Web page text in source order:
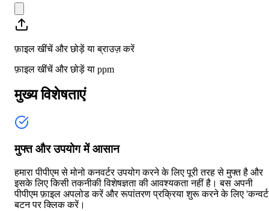
फ़ाइल खींचें और छोड़ें या ब्राउज़ करें
फ़ाइल खींचें और छोड़ें या ppm
मुख्य विशेषताएं
मुफ्त और उपयोग में आसान
हमारा पीपीएम से मोनो कनवर्टर उपयोग करने के लिए पूरी तरह से मुफ्त है और
इसके लिए किसी तकनीकी विशेषज्ञता की आवश्यकता नहीं है। बस अपनी
पीपीएम फ़ाइल अपलोड करें और रूपांतरण प्रक्रिया शुरू करने के लिए
बटन पर क्लिक करें।